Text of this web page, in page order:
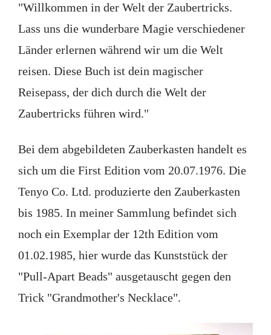
"Willkommen in der Welt der Zaubertricks.
Lass uns die wunderbare Magie verschiedener
Länder erlernen während wir um die Welt
reisen. Diese Buch ist dein magischer
Reisepass, der dich durch die Welt der
Zaubertricks führen wird."
Bei dem abgebildeten Zauberkasten handelt es
sich um die First Edition vom 20.07.1976. Die
Tenyo Co. Ltd. produzierte den Zauberkasten
bis 1985. In meiner Sammlung befindet sich
noch ein Exemplar der 12th Edition vom
01.02.1985, hier wurde das Kunststück der
"Pull-Apart Beads" ausgetauscht gegen den
Trick "Grandmother's Necklace".